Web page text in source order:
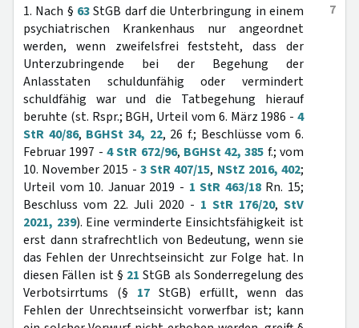
7
1. Nach § 63StGB darf die Unterbringung in einem
psychiatrischen Krankenhaus nur angeordnet
werden, wenn zweifelsfrei feststeht, dass der
Unterzubringende bei der Begehung der
Anlasstaten schuldunfähig oder vermindert
schuldfähig war und die Tatbegehung hierauf
beruhte (st. Rspr.; BGH, Urteil vom 6. März 1986 - 4
StR 40/86, BGHSt 34, 22, 26 f.; Beschlüsse vom 6.
Februar 1997 - 4 StR 672/96, BGHSt 42, 385 f.; vom
10. November 2015 - 3 StR 407/15, NStZ 2016, 402;
Urteil vom 10. Januar 2019 - 1 StR 463/18Rn. 15;
Beschluss vom 22. Juli 2020 - 1 StR 176/20, StV
2021, 239). Eine verminderte Einsichtsfähigkeit ist
erst dann strafrechtlich von Bedeutung, wenn sie
das Fehlen der Unrechtseinsicht zur Folge hat. In
diesen Fällen ist § 21 StGB als Sonderregelung des
Verbotsirrtums (§ 17 StGB) erfüllt, wenn das
Fehlen der Unrechtseinsicht vorwerfbar ist; kann